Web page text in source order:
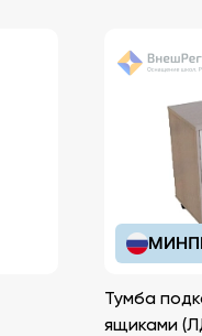
Тумба